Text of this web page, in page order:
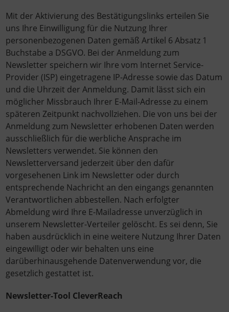
Mit der Aktivierung des Bestätigungslinks erteilen Sie
uns Ihre Einwilligung für die Nutzung Ihrer
personenbezogenen Daten gemäß Artikel 6 Absatz 1
Buchstabe a DSGVO. Bei der Anmeldung zum
Newsletter speichern wir Ihre vom Internet Service-
Provider (ISP) eingetragene IP-Adresse sowie das Datum
und die Uhrzeit der Anmeldung. Damit lässt sich ein
möglicher Missbrauch Ihrer E-Mail-Adresse zu einem
späteren Zeitpunkt nachvollziehen. Die von uns bei der
Anmeldung zum Newsletter erhobenen Daten werden
ausschließlich für die werbliche Ansprache im
Newsletters verwendet. Sie können den
Newsletterversand jederzeit über den dafür
vorgesehenen Link im Newsletter oder durch
entsprechende Nachricht an den eingangs genannten
Verantwortlichen abbestellen. Nach erfolgter
Abmeldung wird Ihre E-Mailadresse unverzüglich in
unserem Newsletter-Verteiler gelöscht. Es sei denn, Sie
haben ausdrücklich in eine weitere Nutzung Ihrer Daten
eingewilligt oder wir behalten uns eine
darüberhinausgehende Datenverwendung vor, die
gesetzlich gestattet ist.
Newsletter-Tool CleverReach